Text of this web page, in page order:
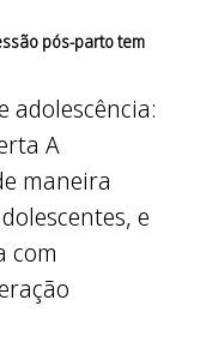
pós-parto tem